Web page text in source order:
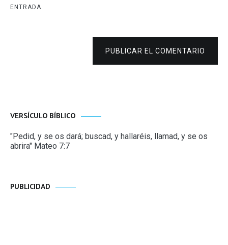
ENTRADA.
PUBLICAR EL COMENTARIO
VERSÍCULO BÍBLICO
"Pedid, y se os dará; buscad, y hallaréis, llamad, y se os
abrira" Mateo 7:7
PUBLICIDAD